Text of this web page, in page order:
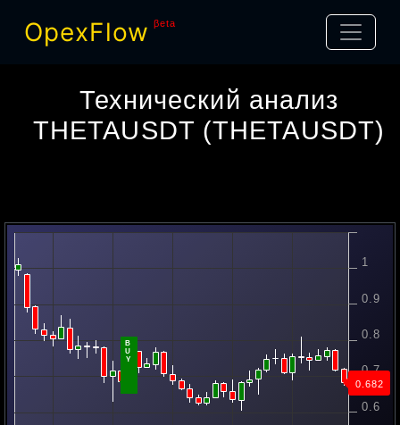
OpexFlow βeta
Технический анализ
THETAUSDT (THETAUSDT)
0.6
0.7
0.8
0.9
1
0.838
B